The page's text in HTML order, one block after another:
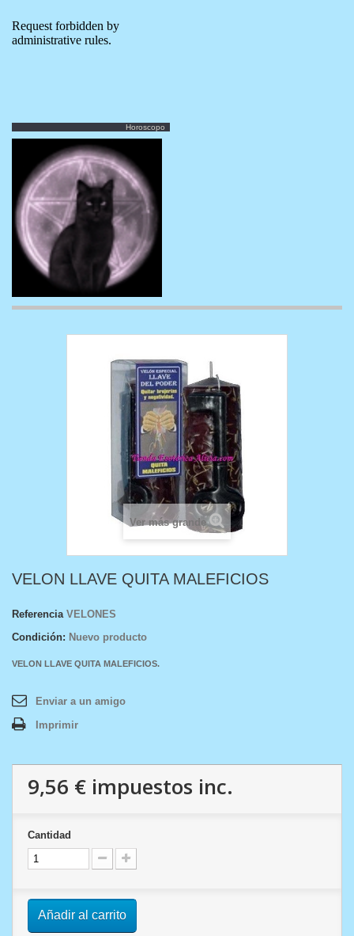
Horoscopo
Ver más grande
VELON LLAVE QUITA MALEFICIOS
Referencia VELONES
Condición: Nuevo producto
VELON LLAVE QUITA MALEFICIOS .
Enviar a un amigo
Imprimir
9,56 € impuestos inc.
Cantidad
Añadir al carrito